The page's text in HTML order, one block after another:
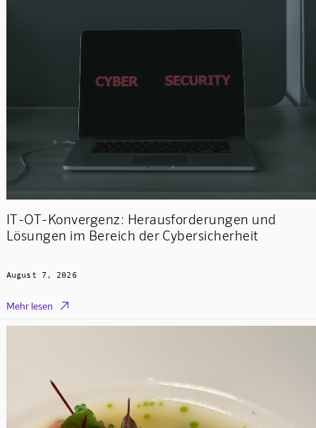
IT-OT-Konvergenz: Herausforderungen und
Lösungen im Bereich der Cybersicherheit
August 7, 2026
Mehr lesen 